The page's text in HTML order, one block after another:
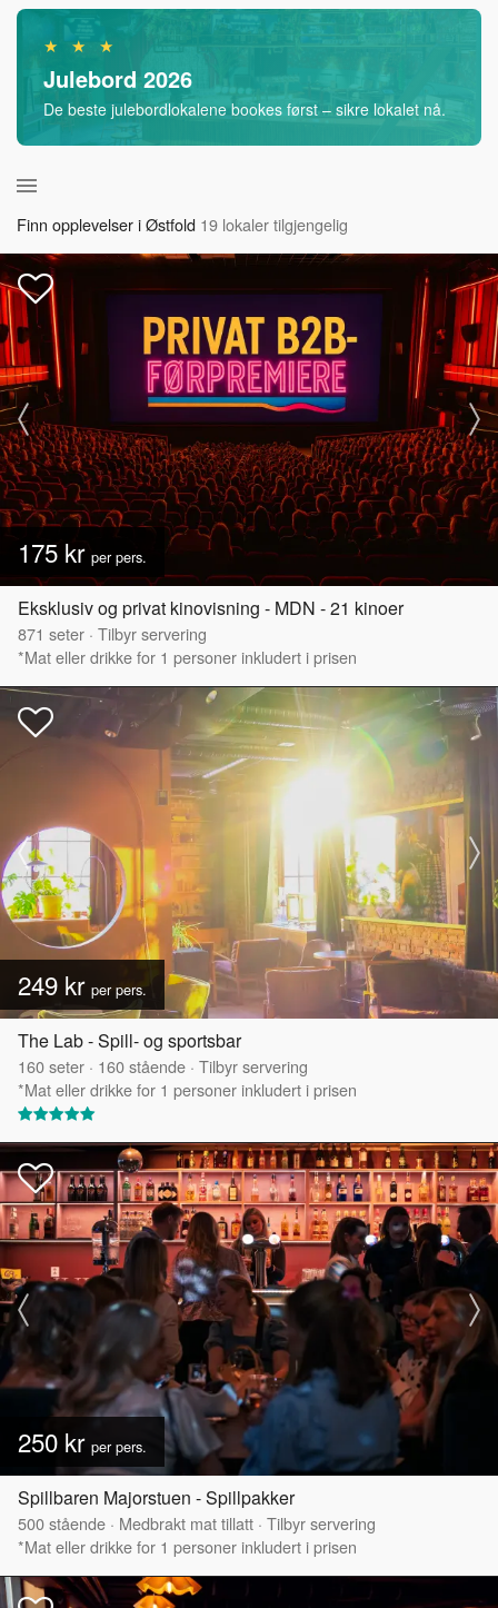
★ ★ ★
Julebord 2026
De beste julebordlokalene bookes først – sikre lokalet nå.
Finn opplevelser i Østfold 19 lokaler tilgjengelig
175 kr per pers.
Eksklusiv og privat kinovisning - MDN - 21 kinoer
871 seter · Tilbyr servering
*Mat eller drikke for 1 personer inkludert i prisen
249 kr per pers.
The Lab - Spill- og sportsbar
160seter · 160stående · Tilbyr servering
*Mat eller drikke for 1 personer inkludert i prisen
250 kr per pers.
Spillbaren Majorstuen - Spillpakker
500stående · Medbrakt mat tillatt · Tilbyr servering
*Mat eller drikke for 1 personer inkludert i prisen